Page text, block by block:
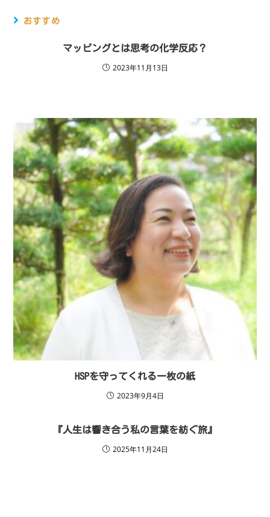
おすすめ
マッピングとは思考の化学反応？
2023年11月13日
HSPを守ってくれる一枚の紙
2023年9月4日
『人生は響き合う私の言葉を紡ぐ旅』
2025年11月24日